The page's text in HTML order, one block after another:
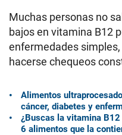
Muchas personas no
bajos en vitamina B12
enfermedades
hacerse chequeos
Alimentos
cáncer, diabetes y
¿Buscas la vitamina
6 alimentos que la